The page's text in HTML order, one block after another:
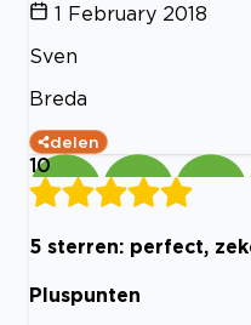
1 February 2018
Sven
Breda
delen
10
5 sterren: perfect,
Pluspunten